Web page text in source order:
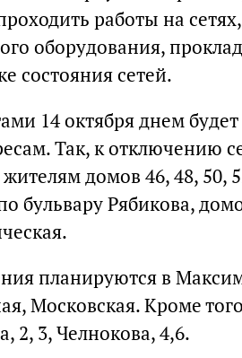
работы на
оборудования,
состояния сетей.
14 октября днем
Так, к отключению
домов 46, 48, 50,
бульвару Рябикова,
планируются в
Московская. Кроме
2, 3, Челнокова, 4,6.